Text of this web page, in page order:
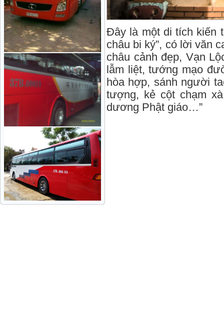
Đây là một di tích kiến
châu bi ký”, có lời văn
châu cảnh đẹp, Vạn
lẫm liệt, tướng mạo
hòa hợp, sánh người
tượng, kẻ cột chạm
dương Phật giáo…”